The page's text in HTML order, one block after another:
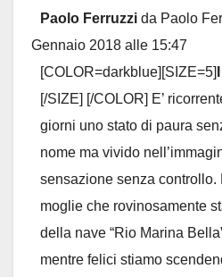
Paolo Ferruzzi da Paolo
Gennaio 2018 alle 15:47
[COLOR=darkblue][SIZE=5]
[/SIZE] [/COLOR] E’
giorni uno stato di paura
nome ma vivido
sensazione senza controllo.
moglie che rovinosamente
della nave “Rio Marina
mentre felici stiamo